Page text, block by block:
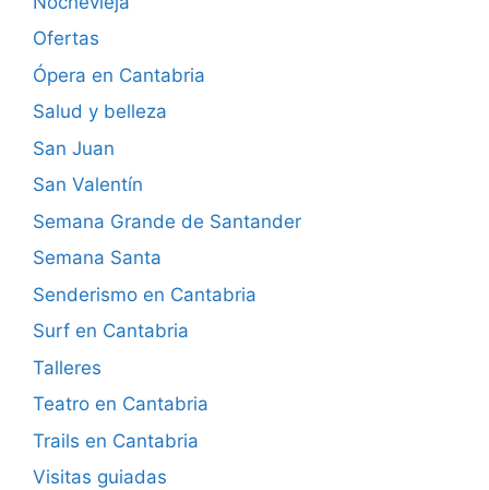
Ofertas
Ópera en Cantabria
Salud y belleza
San Juan
San Valentín
Semana Grande de Santander
Semana Santa
Senderismo en Cantabria
Surf en Cantabria
Talleres
Teatro en Cantabria
Trails en Cantabria
Visitas guiadas